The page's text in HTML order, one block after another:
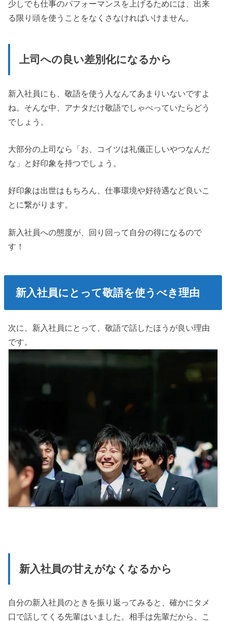
少しでも仕事のパフォーマンスを上げるためには、出来
る限り頭を使うことをなくさなければいけません。
上司への良い差別化になるから
新入社員にも、敬語を使う人なんてあまりいないですよ
ね。そんな中、アナタだけ敬語でしゃべっていたらどう
でしょう。
大部分の上司なら「お、コイツは礼儀正しいやつなんだ
な」と好印象を持つでしょう。
好印象は出世はもちろん、仕事環境や好待遇など良いこ
とに繋がります。
新入社員への態度が、回り回って自分の得になるので
す！
新入社員にとって敬語を使うべき理由
次に、新入社員にとって、敬語で話したほうが良い理由
です。
新入社員の甘えがなくなるから
自分の新入社員のときを振り返ってみると、確かにタメ
口で話してくる先輩はいました。相手は先輩だから、こ